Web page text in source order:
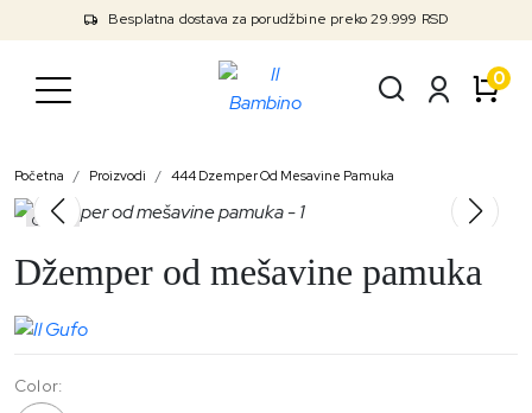
Besplatna dostava za porudžbine preko 29.999 RSD
0
Početna Proizvodi 444 Dzemper Od Mesavine Pamuka
Outlet
Džemper od mešavine pamuka
Color: